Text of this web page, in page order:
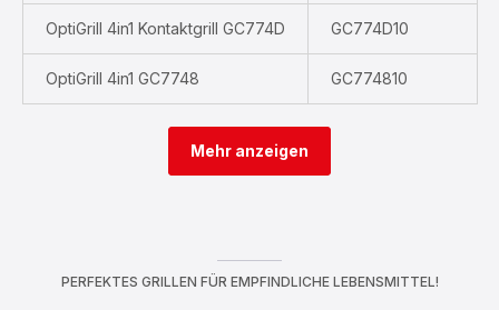
OptiGrill 4in1 Kontaktgrill GC774D GC774D10
OptiGrill 4in1 GC7748 GC774810
Mehr anzeigen
PERFEKTES GRILLEN FÜR EMPFINDLICHE LEBENSMITTEL!